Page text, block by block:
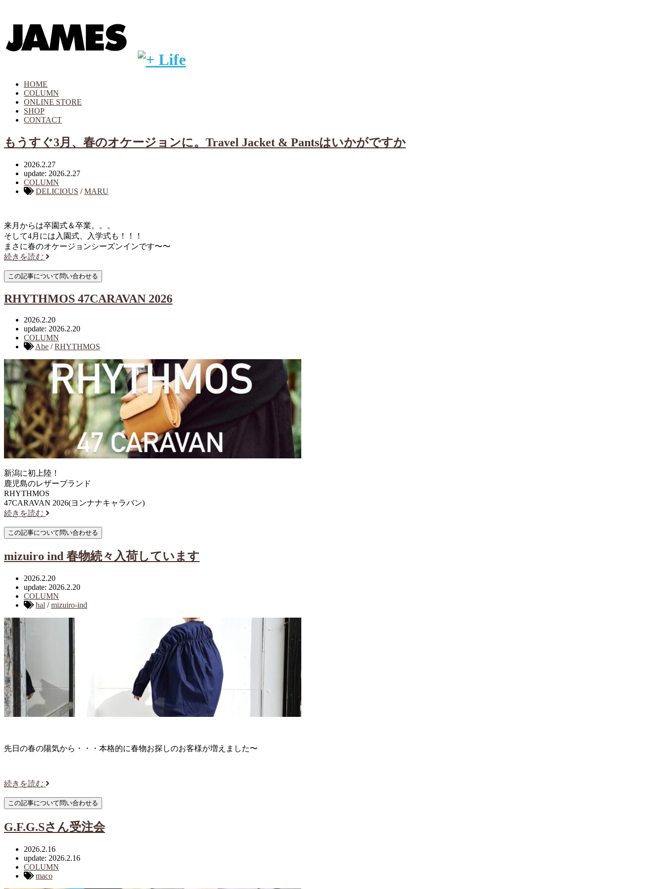
HOME
COLUMN
ONLINE STORE
SHOP
CONTACT
もうすぐ3月、春のオケージョンに。Travel Jacket & Pantsはいかがですか
2026.2.27
update: 2026.2.27
COLUMN
DELICIOUS /MARU
来月からは卒園式＆卒業。。。
そして4月には入園式、入学式も！！！
まさに春のオケージョンシーズンインです〜〜
続きを読む
RHYTHMOS 47CARAVAN 2026
2026.2.20
update: 2026.2.20
COLUMN
Abe /RHYTHMOS
新潟に初上陸！
鹿児島のレザーブランド
RHYTHMOS
47CARAVAN 2026(ヨンナナキャラバン)
続きを読む
mizuiro ind 春物続々入荷しています
2026.2.20
update: 2026.2.20
COLUMN
hal /mizuiro-ind
先日の春の陽気から・・・本格的に春物お探しのお客様が増えました〜
続きを読む
G.F.G.Sさん受注会
2026.2.16
update: 2026.2.16
COLUMN
maco